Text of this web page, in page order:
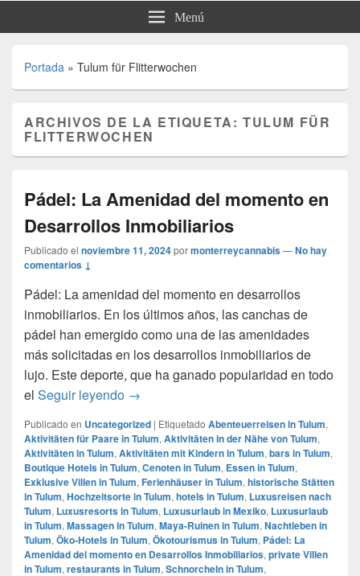
Menú
Portada » Tulum für Flitterwochen
ARCHIVOS DE LA ETIQUETA:TULUM FÜR
FLITTERWOCHEN
Pádel: La Amenidad del momento en
Desarrollos Inmobiliarios
Publicado el noviembre 11, 2024pormonterreycannabis—No hay
comentarios ↓
Pádel: La amenidad del momento en desarrollos
inmobiliarios. En los últimos años, las canchas de
pádel han emergido como una de las amenidades
más solicitadas en los desarrollos inmobiliarios de
lujo. Este deporte, que ha ganado popularidad en todo
el Seguir leyendo Pádel: La Amenidad del momento en
→
Publicado en Uncategorized | Etiquetado Abenteuerreisen in Tulum,
Aktivitäten für Paare in Tulum, Aktivitäten in der Nähe von Tulum,
Aktivitäten in Tulum, Aktivitäten mit Kindern in Tulum, bars in Tulum,
Boutique Hotels in Tulum, Cenoten in Tulum, Essen in Tulum,
Exklusive Villen in Tulum, Ferienhäuser in Tulum, historische Stätten
in Tulum, Hochzeitsorte in Tulum, hotels in Tulum, Luxusreisen nach
Tulum, Luxusresorts in Tulum, Luxusurlaub in Mexiko, Luxusurlaub
in Tulum, Massagen in Tulum, Maya-Ruinen in Tulum, Nachtleben in
Tulum, Öko-Hotels in Tulum, Ökotourismus in Tulum, Pádel: La
Amenidad del momento en Desarrollos Inmobiliarios, private Villen
in Tulum, restaurants in Tulum, Schnorcheln in Tulum,